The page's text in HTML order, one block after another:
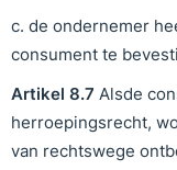
c. de ondernemer
consument te
Artikel 8.7 Alsde
herroepingsrecht,
van rechtswege